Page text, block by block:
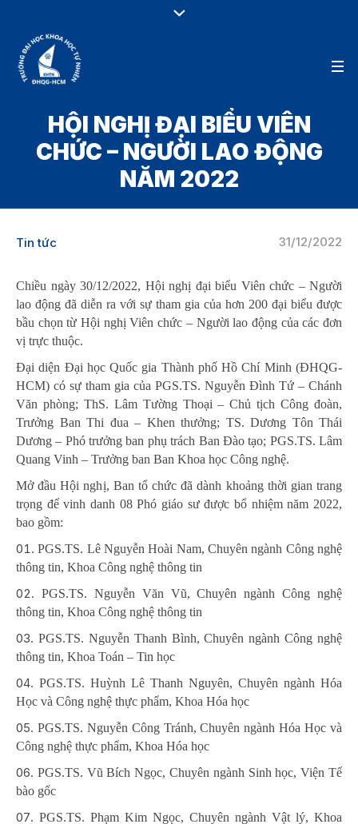
HỘI NGHỊ ĐẠI BIỂU VIÊN
CHỨC – NGƯỜI LAO ĐỘNG
NĂM 2022
31/12/2022
Tin tức
Chiều ngày 30/12/2022, Hội nghị đại biểu Viên chức – Người
lao động đã diễn ra với sự tham gia của hơn 200 đại biểu được
bầu chọn từ Hội nghị Viên chức – Người lao động của các đơn
vị trực thuộc.
Đại diện Đại học Quốc gia Thành phố Hồ Chí Minh (ĐHQG-
HCM) có sự tham gia của PGS.TS. Nguyễn Đình Tứ – Chánh
Văn phòng; ThS. Lâm Tường Thoại – Chủ tịch Công đoàn,
Trưởng Ban Thi đua – Khen thưởng; TS. Dương Tôn Thái
Dương – Phó trưởng ban phụ trách Ban Đào tạo; PGS.TS. Lâm
Quang Vinh – Trưởng ban Ban Khoa học Công nghệ.
Mở đầu Hội nghị, Ban tổ chức đã dành khoảng thời gian trang
trọng để vinh danh 08 Phó giáo sư được bổ nhiệm năm 2022,
bao gồm:
PGS.TS. Lê Nguyễn Hoài Nam, Chuyên ngành Công nghệ
thông tin, Khoa Công nghệ thông tin
PGS.TS. Nguyễn Văn Vũ, Chuyên ngành Công nghệ
thông tin, Khoa Công nghệ thông tin
PGS.TS. Nguyễn Thanh Bình, Chuyên ngành Công nghệ
thông tin, Khoa Toán – Tin học
PGS.TS. Huỳnh Lê Thanh Nguyên, Chuyên ngành Hóa
Học và Công nghệ thực phẩm, Khoa Hóa học
PGS.TS. Nguyễn Công Tránh, Chuyên ngành Hóa Học và
Công nghệ thực phẩm, Khoa Hóa học
PGS.TS. Vũ Bích Ngọc, Chuyên ngành Sinh học, Viện Tế
bào gốc
PGS.TS. Phạm Kim Ngọc, Chuyên ngành Vật lý, Khoa